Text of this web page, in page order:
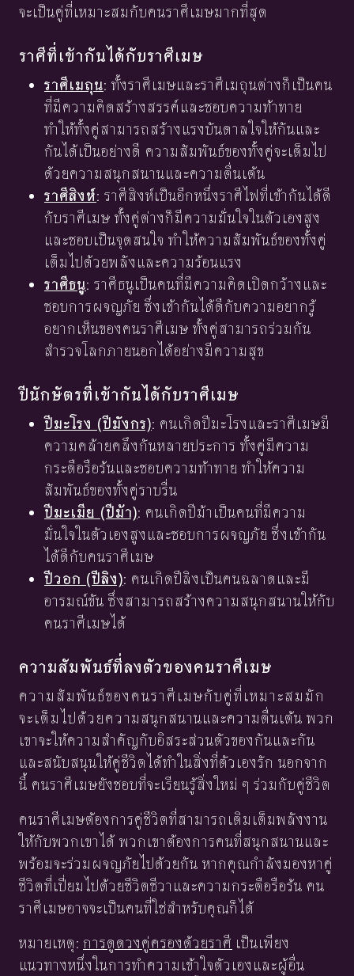
จะเป็นคู่ที่เหมาะสมกับคนราศีเมษมากที่สุด
ราศีที่เข้ากันได้กับราศีเมษ
ราศีเมถุน: ทั้งราศีเมษและราศีเมถุนต่างก็เป็นคน
ที่มีความคิดสร้างสรรค์และชอบความท้าทาย
ทำให้ทั้งคู่สามารถสร้างแรงบันดาลใจให้กันและ
กันได้เป็นอย่างดี ความสัมพันธ์ของทั้งคู่จะเต็มไป
ด้วยความสนุกสนานและความตื่นเต้น
ราศีสิงห์: ราศีสิงห์เป็นอีกหนึ่งราศีไฟที่เข้ากันได้ดี
กับราศีเมษ ทั้งคู่ต่างก็มีความมั่นใจในตัวเองสูง
และชอบเป็นจุดสนใจ ทำให้ความสัมพันธ์ของทั้งคู่
เต็มไปด้วยพลังและความร้อนแรง
ราศีธนู: ราศีธนูเป็นคนที่มีความคิดเปิดกว้างและ
ชอบการผจญภัย ซึ่งเข้ากันได้ดีกับความอยากรู้
อยากเห็นของคนราศีเมษ ทั้งคู่สามารถร่วมกัน
สำรวจโลกภายนอกได้อย่างมีความสุข
ปีนักษัตรที่เข้ากันได้กับราศีเมษ
ปีมะโรง (ปีมังกร): คนเกิดปีมะโรงและราศีเมษมี
ความคล้ายคลึงกันหลายประการ ทั้งคู่มีความ
กระตือรือร้นและชอบความท้าทาย ทำให้ความ
สัมพันธ์ของทั้งคู่ราบรื่น
ปีมะเมีย (ปีม้า): คนเกิดปีม้าเป็นคนที่มีความ
มั่นใจในตัวเองสูงและชอบการผจญภัย ซึ่งเข้ากัน
ได้ดีกับคนราศีเมษ
ปีวอก (ปีลิง): คนเกิดปีลิงเป็นคนฉลาดและมี
อารมณ์ขัน ซึ่งสามารถสร้างความสนุกสนานให้กับ
คนราศีเมษได้
ความสัมพันธ์ที่ลงตัวของคนราศีเมษ
ความสัมพันธ์ของคนราศีเมษกับคู่ที่เหมาะสมมัก
จะเต็มไปด้วยความสนุกสนานและความตื่นเต้น พวก
เขาจะให้ความสำคัญกับอิสระส่วนตัวของกันและกัน
และสนับสนุนให้คู่ชีวิตได้ทำในสิ่งที่ตัวเองรัก นอกจาก
นี้ คนราศีเมษยังชอบที่จะเรียนรู้สิ่งใหม่ ๆ ร่วมกับคู่ชีวิต
คนราศีเมษต้องการคู่ชีวิตที่สามารถเติมเต็มพลังงาน
ให้กับพวกเขาได้ พวกเขาต้องการคนที่สนุกสนานและ
พร้อมจะร่วมผจญภัยไปด้วยกัน หากคุณกำลังมองหาคู่
ชีวิตที่เปี่ยมไปด้วยชีวิตชีวาและความกระตือรือร้น คน
ราศีเมษอาจจะเป็นคนที่ใช่สำหรับคุณก็ได้
หมายเหตุ: การดูดวงคู่ครองด้วยราศี เป็นเพียง
แนวทางหนึ่งในการทำความเข้าใจตัวเองและผู้อื่น